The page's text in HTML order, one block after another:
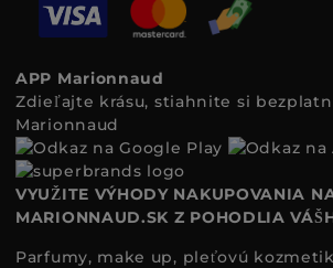
APP Marionnaud
Zdieľajte krásu, stiahnite si
Marionnaud
VYUŽITE VÝHODY NAKUPOVANIA
MARIONNAUD.SK Z POHODLIA
Parfumy, make up, pleťovú